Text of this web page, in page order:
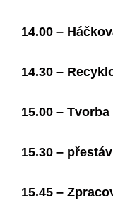
14.00 –
14.30 –
15.00 –
15.30 –
15.45 –